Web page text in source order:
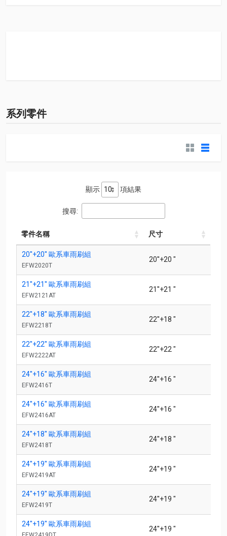
系列零件
顯示 項結果
搜尋:
零件名稱
尺寸
零件名稱
20''+20'' 歐系車雨刷組
EFW2020T
20''+20 "
21''+21'' 歐系車雨刷組
EFW2121AT
21''+21 "
22''+18'' 歐系車雨刷組
EFW2218T
22''+18 "
22''+22'' 歐系車雨刷組
EFW2222AT
22''+22 "
24''+16'' 歐系車雨刷組
EFW2416T
24''+16 "
24''+16'' 歐系車雨刷組
EFW2416AT
24''+16 "
24''+18'' 歐系車雨刷組
EFW2418T
24''+18 "
24''+19'' 歐系車雨刷組
EFW2419AT
24''+19 "
24''+19'' 歐系車雨刷組
EFW2419T
24''+19 "
24''+19'' 歐系車雨刷組
24''+19 "